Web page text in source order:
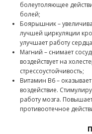
болеутоляющее
болей;
Боярышник –
лучшей циркуляции
улучшает работу
Магний – снимает
воздействует на
стрессоустойчивость;
Витамин В6 –
воздействие.
работу мозга.
противоотечное